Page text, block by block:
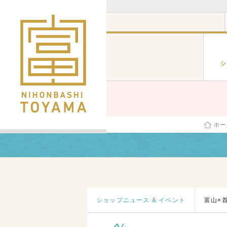
ホ
ショップニュース & イベント 富山×